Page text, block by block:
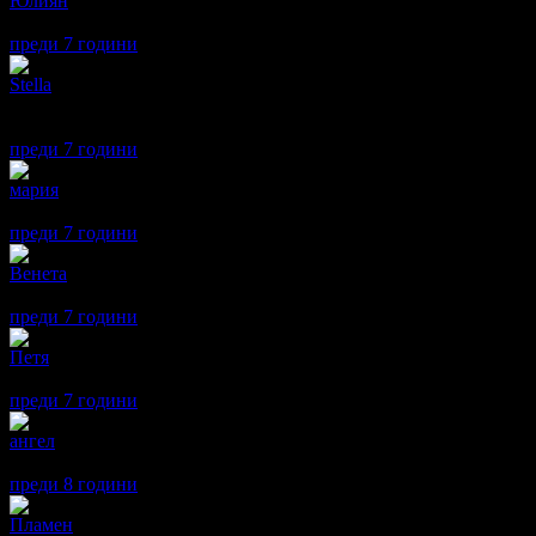
преди 7 години
Stella
преди 7 години
мария
преди 7 години
Венета
преди 7 години
Петя
преди 7 години
ангел
преди 8 години
Пламен